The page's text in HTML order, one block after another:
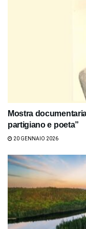
Mostra
partigiano e poeta”
20 GENNAIO 2026